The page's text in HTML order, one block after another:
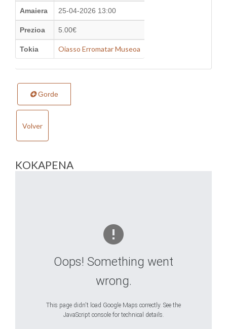
Amaiera 25-04-2026 13:00
Prezioa 5.00€
Tokia Oiasso Erromatar Museoa
Gorde
Volver
KOKAPENA
Oops! Something went
wrong.
This page didn't load Google Maps correctly. See the
JavaScript console for technical details.